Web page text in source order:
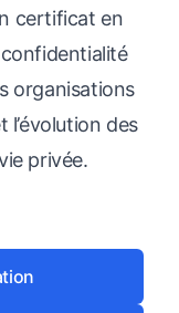
certificat en
organisations
des
privée.